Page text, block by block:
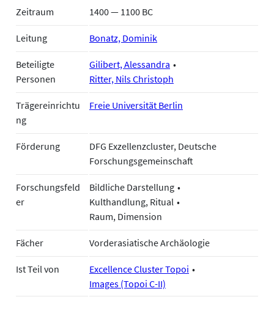
Zeitraum 1400 — 1100 BC
Leitung Bonatz, Dominik
Beteiligte
Personen
Gilibert, Alessandra
Ritter, Nils Christoph
Trägereinrichtu
ng
Freie Universität Berlin
Förderung
DFG Exzellenzcluster, Deutsche
Forschungsgemeinschaft
Forschungsfeld
er
Bildliche Darstellung
Kulthandlung, Ritual
Raum, Dimension
Fächer Vorderasiatische Archäologie
Ist Teil von
Excellence Cluster Topoi
Images (Topoi C-II)